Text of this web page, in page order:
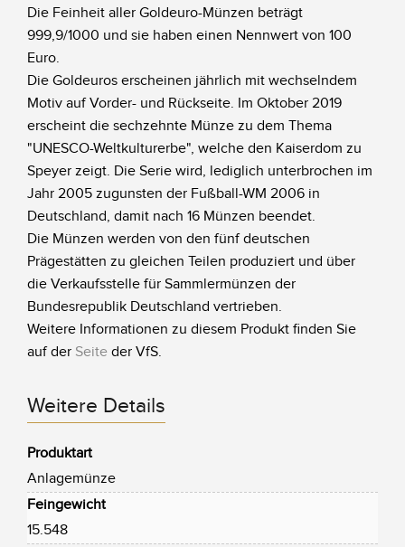
Die Feinheit aller Goldeuro-Münzen beträgt
999,9/1000 und sie haben einen Nennwert von 100
Euro.
Die Goldeuros erscheinen jährlich mit wechselndem
Motiv auf Vorder- und Rückseite. Im Oktober 2019
erscheint die sechzehnte Münze zu dem Thema
"UNESCO-Weltkulturerbe", welche den Kaiserdom zu
Speyer zeigt. Die Serie wird, lediglich unterbrochen im
Jahr 2005 zugunsten der Fußball-WM 2006 in
Deutschland, damit nach 16 Münzen beendet.
Die Münzen werden von den fünf deutschen
Prägestätten zu gleichen Teilen produziert und über
die Verkaufsstelle für Sammlermünzen der
Bundesrepublik Deutschland vertrieben.
Weitere Informationen zu diesem Produkt finden Sie
auf der Seite der VfS.
Weitere Details
Produktart
Anlagemünze
Feingewicht
15.548